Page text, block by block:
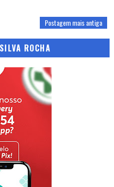
Postagem mais antiga
ROCHA